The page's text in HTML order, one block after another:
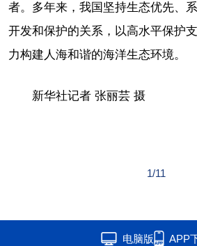
者。多年来，我国坚持生态优先、
开发和保护的关系，以高水平保护
力构建人海和谐的海洋生态环境。
新华社记者 张丽芸 摄
1/11
电脑版 APP